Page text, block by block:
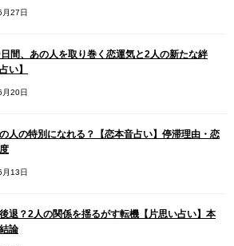
27日
間、あの人を取り巻く恋運気と2人の新たな絆
い】
20日
人の特別になれる？【恋本音占い】停滞理由・恋
13日
退？2人の関係を揺るがす転機【片思い占い】本
論